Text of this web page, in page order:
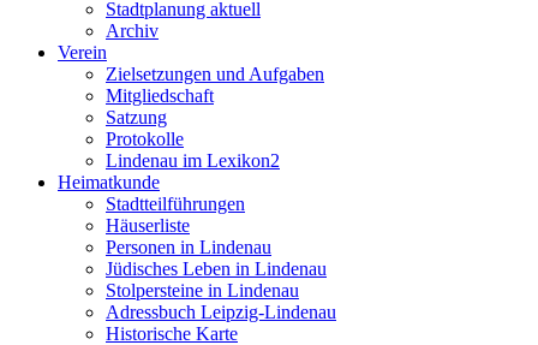
Stadtplanung aktuell
Archiv
Verein
Zielsetzungen und Aufgaben
Mitgliedschaft
Satzung
Protokolle
Lindenau im Lexikon2
Heimatkunde
Stadtteilführungen
Häuserliste
Personen in Lindenau
Jüdisches Leben in Lindenau
Stolpersteine in Lindenau
Adressbuch Leipzig-Lindenau
Historische Karte